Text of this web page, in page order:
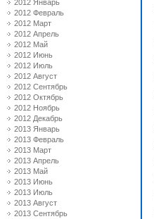
2012 Январь
2012 Февраль
2012 Март
2012 Апрель
2012 Май
2012 Июнь
2012 Июль
2012 Август
2012 Сентябрь
2012 Октябрь
2012 Ноябрь
2012 Декабрь
2013 Январь
2013 Февраль
2013 Март
2013 Апрель
2013 Май
2013 Июнь
2013 Июль
2013 Август
2013 Сентябрь